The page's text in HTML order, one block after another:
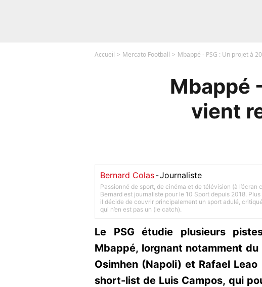
Accueil Mercato Football Mbappé - PSG : Un projet à
Mbappé
vient
Bernard Colas-Journaliste
Passionné de sport, de cinéma et de télévision (à l’écran
Bernard est journaliste pour le 10 Sport depuis 2018.
il décide de couvrir principalement un sport adulé,
qui n’en est pas un (le catch).
Le PSG étudie plusieurs
Mbappé, lorgnant notamment
Osimhen (Napoli) et Rafael
short-list de Luis Campos, qui